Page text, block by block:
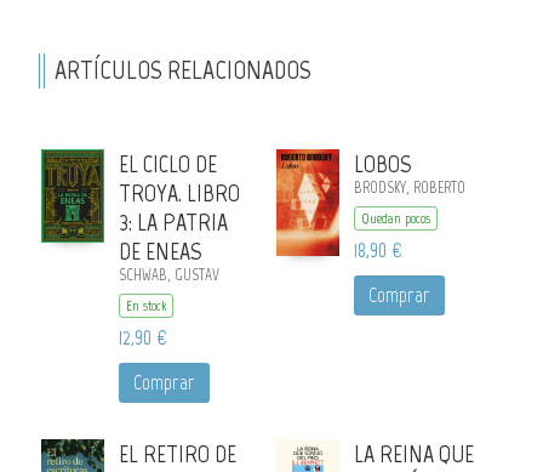
ARTÍCULOS RELACIONADOS
EL CICLO DE
TROYA. LIBRO
3: LA PATRIA
DE ENEAS
SCHWAB, GUSTAV
En stock
12,90 €
Comprar
LOBOS
BRODSKY, ROBERTO
Quedan pocos
18,90 €
Comprar
EL RETIRO DE
LA REINA QUE